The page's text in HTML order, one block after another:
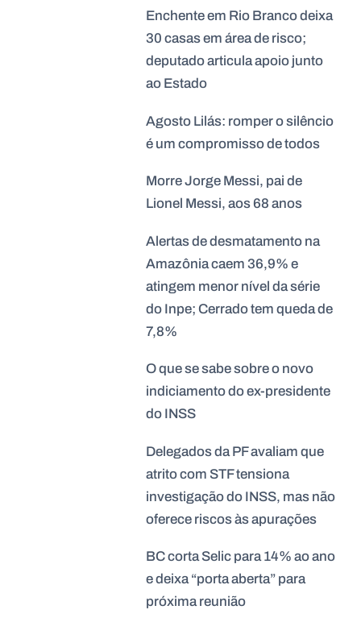
Enchente em Rio Branco deixa
30 casas em área de risco;
deputado articula apoio junto
ao Estado
Agosto Lilás: romper o silêncio
é um compromisso de todos
Morre Jorge Messi, pai de
Lionel Messi, aos 68 anos
Alertas de desmatamento na
Amazônia caem 36,9% e
atingem menor nível da série
do Inpe; Cerrado tem queda de
7,8%
O que se sabe sobre o novo
indiciamento do ex-presidente
do INSS
Delegados da PF avaliam que
atrito com STF tensiona
investigação do INSS, mas não
oferece riscos às apurações
BC corta Selic para 14% ao ano
e deixa “porta aberta” para
próxima reunião